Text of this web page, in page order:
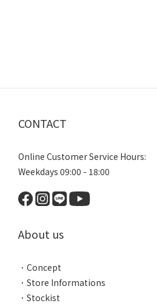
CONTACT
Online Customer Service Hours:
Weekdays 09:00 - 18:00
About us
． Concept
． Store Informations
． Stockist